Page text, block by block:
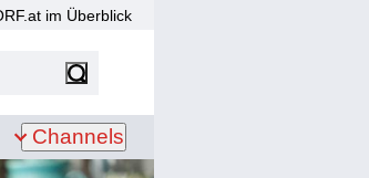
im Überblick
Suchen
Channels